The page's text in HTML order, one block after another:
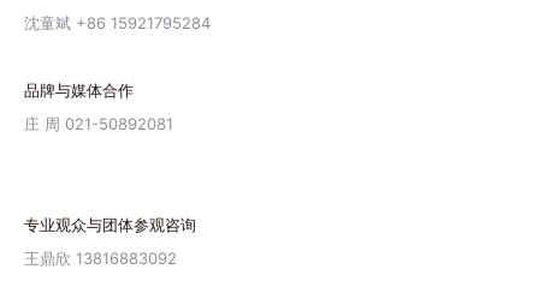
沈童斌 +86 15921795284
品牌与媒体合作
庄 周 021-50892081
专业观众与团体参观咨询
王鼎欣 13816883092